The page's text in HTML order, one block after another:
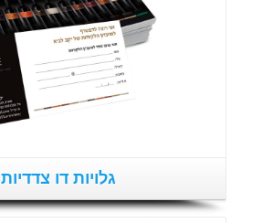
גלויות דו צדדיות